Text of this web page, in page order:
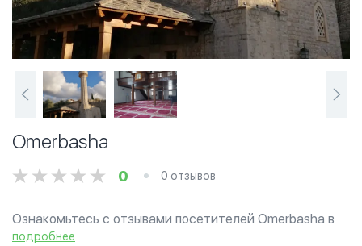
Omerbasha
0 0 отзывов
Ознакомьтесь с отзывами посетителей Omerbasha в
г.Бар на фотографиях и узнайте о часах работы. Ваше
подробнее